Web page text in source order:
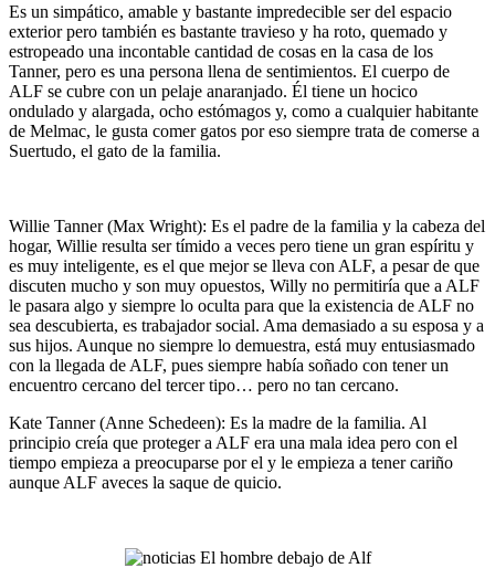
Es un simpático, amable y bastante impredecible ser del espacio
exterior pero también es bastante travieso y ha roto, quemado y
estropeado una incontable cantidad de cosas en la casa de los
Tanner, pero es una persona llena de sentimientos. El cuerpo de
ALF se cubre con un pelaje anaranjado. Él tiene un hocico
ondulado y alargada, ocho estómagos y, como a cualquier habitante
de Melmac, le gusta comer gatos por eso siempre trata de comerse a
Suertudo, el gato de la familia.
Willie Tanner (Max Wright): Es el padre de la familia y la cabeza del
hogar, Willie resulta ser tímido a veces pero tiene un gran espíritu y
es muy inteligente, es el que mejor se lleva con ALF, a pesar de que
discuten mucho y son muy opuestos, Willy no permitiría que a ALF
le pasara algo y siempre lo oculta para que la existencia de ALF no
sea descubierta, es trabajador social. Ama demasiado a su esposa y a
sus hijos. Aunque no siempre lo demuestra, está muy entusiasmado
con la llegada de ALF, pues siempre había soñado con tener un
encuentro cercano del tercer tipo… pero no tan cercano.
Kate Tanner (Anne Schedeen): Es la madre de la familia. Al
principio creía que proteger a ALF era una mala idea pero con el
tiempo empieza a preocuparse por el y le empieza a tener cariño
aunque ALF aveces la saque de quicio.